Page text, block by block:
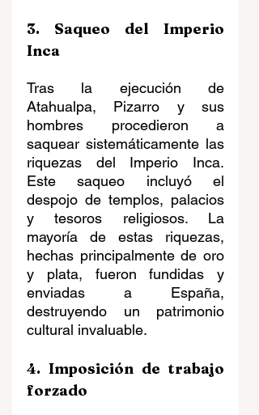
3. Saqueo del Imperio
Inca
Tras la ejecución de
Atahualpa, Pizarro y sus
hombres procedieron a
saquear sistemáticamente las
riquezas del Imperio Inca.
Este saqueo incluyó el
despojo de templos, palacios
y tesoros religiosos. La
mayoría de estas riquezas,
hechas principalmente de oro
y plata, fueron fundidas y
enviadas a España,
destruyendo un patrimonio
cultural invaluable.
4. Imposición de trabajo
forzado